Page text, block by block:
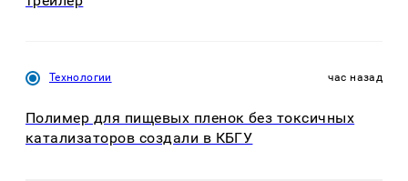
Технологии час назад
Полимер для пищевых пленок без токсичных
катализаторов создали в КБГУ